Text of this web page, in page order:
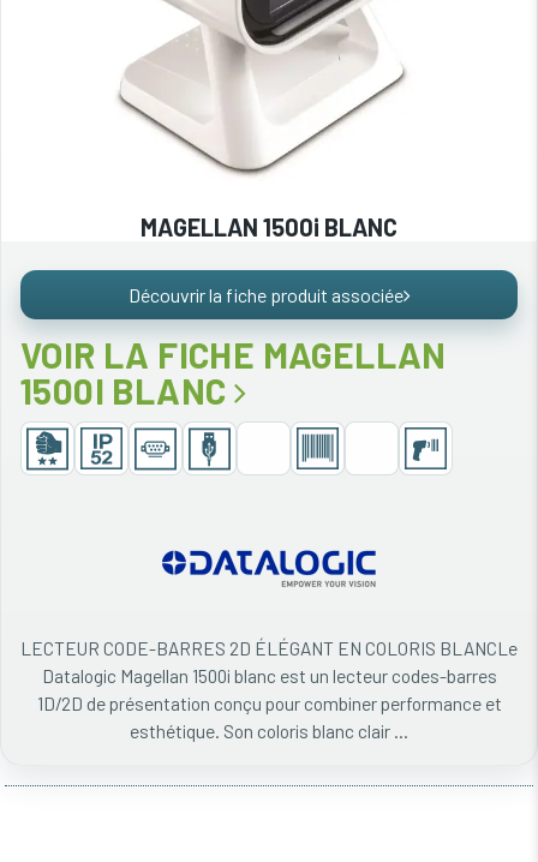
MAGELLAN 1500i BLANC
Découvrir la fiche produit associée
VOIR LA FICHE MAGELLAN
1500I BLANC
LECTEUR CODE-BARRES 2D ÉLÉGANT EN COLORIS BLANCLe
Datalogic Magellan 1500i blanc est un lecteur codes-barres
1D/2D de présentation conçu pour combiner performance et
esthétique. Son coloris blanc clair ...